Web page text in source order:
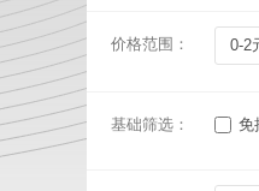
价格范围： 0-2
基础筛选： 免